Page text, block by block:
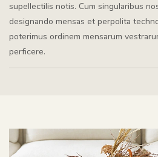
supellectilis notis. Cum singularibus
designando mensas et perpolita
poterimus ordinem mensarum
perficere.